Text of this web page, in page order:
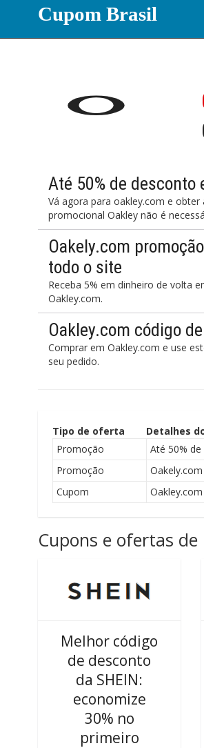
Cupom Brasil
Até 50% de desconto
Vá agora para oakley.com e
promocional Oakley não é
Oakely.com
todo o site
Receba 5% em dinheiro de volta
Oakley.com.
Oakley.com código
Comprar em Oakley.com e use
seu pedido.
Tipo de oferta Detalhes
Promoção
Até 50%
Promoção
Cupom
Cupons e ofertas
Melhor código
de desconto
da SHEIN:
economize
30% no
primeiro